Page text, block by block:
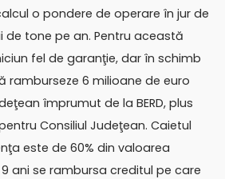
o pondere de operare în jur de
de tone pe an. Pentru această
fel de garanţie, dar în schimb
ramburseze 6 milioane de euro
împrumut de la BERD, plus
Consiliul Judeţean. Caietul
este de 60% din valoarea
ani se rambursa creditul pe care